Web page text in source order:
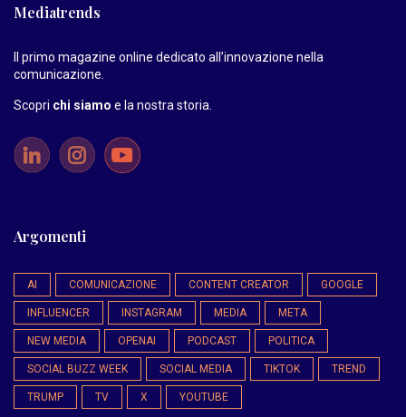
Mediatrends
Il primo magazine online dedicato all’innovazione nella
comunicazione.
Scopri chi siamo e la nostra storia
Argomenti
AI COMUNICAZIONE CONTENT CREATOR GOOGLE
INFLUENCER INSTAGRAM MEDIA META
NEW MEDIA OPENAI PODCAST POLITICA
SOCIAL BUZZ WEEK SOCIAL MEDIA TIKTOK TREND
TRUMP TV X YOUTUBE